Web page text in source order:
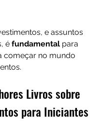
e assuntos
é fundamental para
começar no mundo
Livros sobre
para Iniciantes